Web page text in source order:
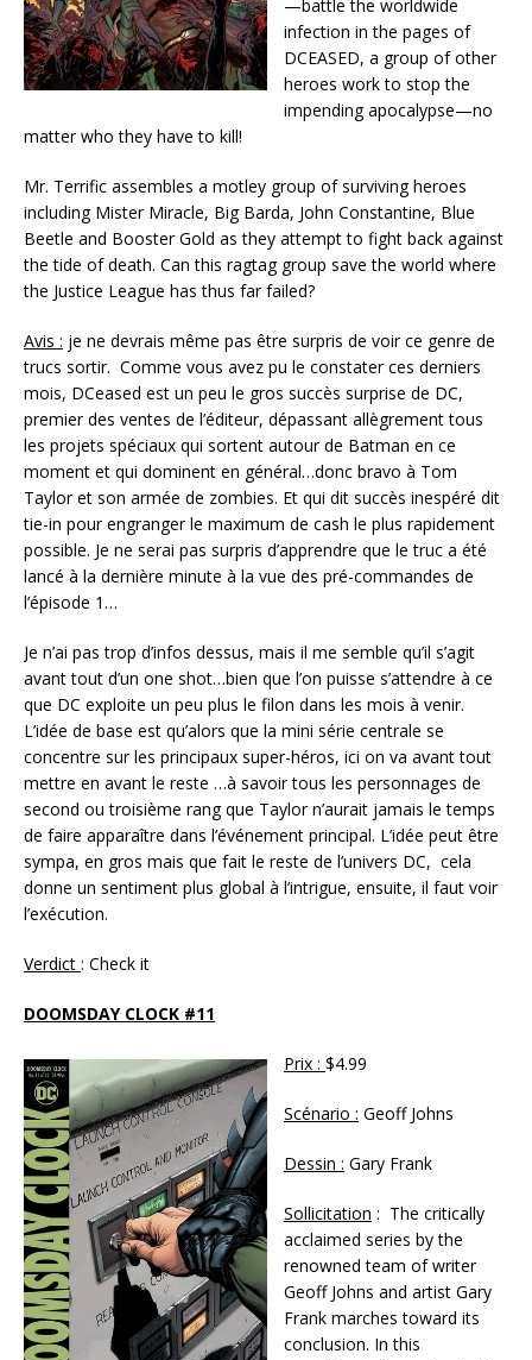
—battle the worldwide
infection in the pages of
DCEASED, a group of other
heroes work to stop the
impending apocalypse—no
matter who they have to kill!
Mr. Terrific assembles a motley group of surviving heroes
including Mister Miracle, Big Barda, John Constantine, Blue
Beetle and Booster Gold as they attempt to fight back against
the tide of death. Can this ragtag group save the world where
the Justice League has thus far failed?
Avis : je ne devrais même pas être surpris de voir ce genre de
trucs sortir. Comme vous avez pu le constater ces derniers
mois, DCeased est un peu le gros succès surprise de DC,
premier des ventes de l’éditeur, dépassant allègrement tous
les projets spéciaux qui sortent autour de Batman en ce
moment et qui dominent en général…donc bravo à Tom
Taylor et son armée de zombies. Et qui dit succès inespéré dit
tie-in pour engranger le maximum de cash le plus rapidement
possible. Je ne serai pas surpris d’apprendre que le truc a été
lancé à la dernière minute à la vue des pré-commandes de
l’épisode 1…
Je n’ai pas trop d’infos dessus, mais il me semble qu’il s’agit
avant tout d’un one shot…bien que l’on puisse s’attendre à ce
que DC exploite un peu plus le filon dans les mois à venir.
L’idée de base est qu’alors que la mini série centrale se
concentre sur les principaux super-héros, ici on va avant tout
mettre en avant le reste …à savoir tous les personnages de
second ou troisième rang que Taylor n’aurait jamais le temps
de faire apparaître dans l’événement principal. L’idée peut être
sympa, en gros mais que fait le reste de l’univers DC, cela
donne un sentiment plus global à l’intrigue, ensuite, il faut voir
l’exécution.
Verdict : Check it
DOOMSDAY CLOCK #11
Prix : $4.99
Scénario : Geoff Johns
Dessin : Gary Frank
Sollicitation : The critically
acclaimed series by the
renowned team of writer
Geoff Johns and artist Gary
Frank marches toward its
conclusion. In this